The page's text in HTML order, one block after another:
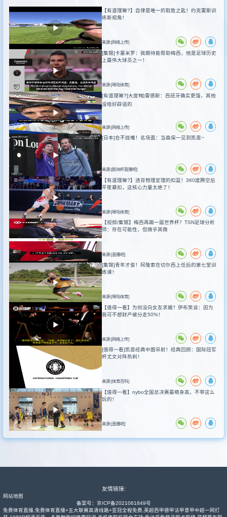
【有道理嘛?】自律是唯一的取胜之匙！约克雷斯训
练新视角！
来源:[网络上传]
[集锦]卡塞米罗：我期待能帮助梅西，他是足球历史
上最伟大球员之一！
来源:[咪咕体育]
[有道理嘛?]大度❗️帕雷德斯：西班牙确实更强，其他
没啥好辟谣的
来源:[网络上传]
[日本]合不拢嘴！名场面：当森保一见到凯恩~
来源:[欧洲杯直播吧]
【有道理嘛?】违背物理定理的扣篮！360度腾空后
平筐暴扣，这核心力量太绝了！
来源:[咪咕体育]
【视频/集锦】梅西再踢一届世界杯？TSN足球分析
师：存在可能性，但微乎其微
来源:[直播吧]
[集锦]青年才俊！阿隆索在切尔西上任后的第七堂训
练课！
来源:[咪咕体育]
【值得一看】为何没向女友求婚？伊布笑谈：因为
我可不想财产被分走50%！
来源:[网络上传]
[值得一看]凯恩经典中圈吊射！经典回顾：国际冠军
杯尤文对阵热刺！
来源:[体育百科]
【值得一看】nybo全国总决赛最萌身高，不带这么
玩的！
来源:[直播吧]
友情链接:
网站地图
备案号： 京ICP备2021061849号
免费体育直播,免费体育直播+五大联赛高清线路+亚冠全程免费,英超西甲德甲法甲意甲中超一网打